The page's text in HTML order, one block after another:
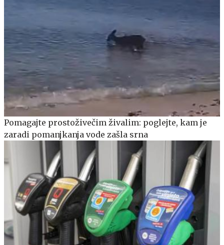
Pomagajte prostoživečim živalim: poglejte, kam je
zaradi pomanjkanja vode zašla srna